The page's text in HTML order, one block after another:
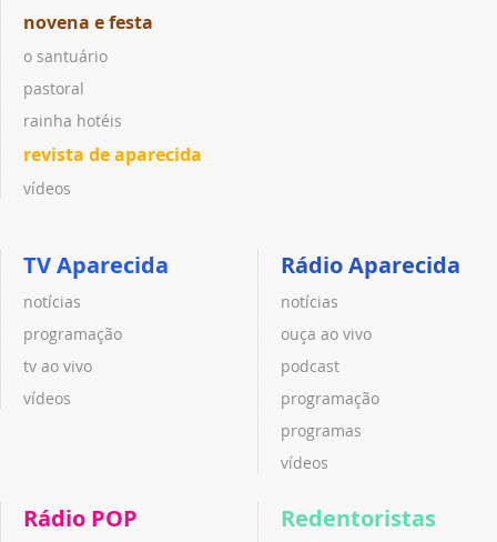
novena e festa
o santuário
pastoral
rainha hotéis
revista de aparecida
vídeos
TV Aparecida
notícias
programação
tv ao vivo
vídeos
Rádio Aparecida
notícias
ouça ao vivo
podcast
programação
programas
vídeos
Rádio POP Redentoristas